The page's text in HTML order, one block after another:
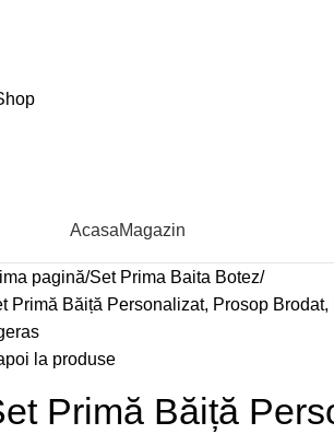
AcasaMagazin
pagină Set Prima Baita Botez
Primă Băiță Personalizat, Prosop
la produse
Primă Băiță